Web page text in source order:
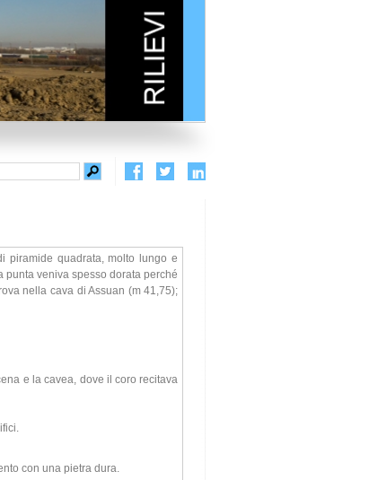
piramide quadrata, molto lungo e
veniva spesso dorata perché
nella cava di Assuan (m 41,75);
e la cavea, dove il coro recitava
con una pietra dura.